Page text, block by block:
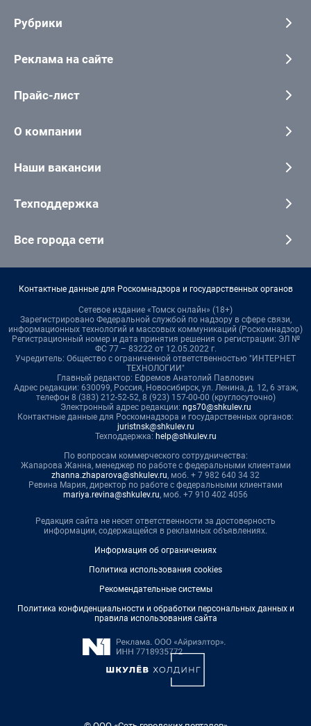
Рубрики
Реклама на сайте
Прайс-лист
О компании
Наши вакансии
Техподдержка
Все города сети
Контактные данные для Роскомнадзора и государственных органов
Сетевое издание «Томск онлайн» (18+)
Зарегистрировано Федеральной службой по надзору в сфере связи,
информационных технологий и массовых коммуникаций (Роскомнадзор)
Регистрационный номер и дата принятия решения о регистрации: ЭЛ №
ФС 77 – 83222 от 12.05.2022 г.
Учредитель: Общество с ограниченной ответственностью "ИНТЕРНЕТ
ТЕХНОЛОГИИ"
Главный редактор: Ефремов Анатолий Павлович
Адрес редакции: 630099, Россия, Новосибирск, ул. Ленина, д. 12, 6 этаж,
телефон 8 (383) 212-52-52, 8 (923) 157-00-00 (круглосуточно)
Электронный адрес редакции: ngs70@shkulev.ru
Контактные данные для Роскомнадзора и государственных органов:
juristnsk@shkulev.ru
Техподдержка: help@shkulev.ru
По вопросам коммерческого сотрудничества:
Жапарова Жанна, менеджер по работе с федеральными клиентами
zhanna.zhaparova@shkulev.ru, моб. + 7 982 640 34 32
Ревина Мария, директор по работе с федеральными клиентами
mariya.revina@shkulev.ru, моб. +7 910 402 4056
Редакция сайта не несет ответственности за достоверность
информации, содержащейся в рекламных объявлениях.
Информация об ограничениях
Политика использования cookies
Рекомендательные системы
Политика конфиденциальности и обработки персональных данных и
правила использования сайта